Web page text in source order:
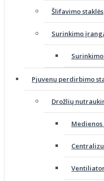
Šlifavimo staklės
Surinkimo
Pjuvenų perdirbimo
Drožlių